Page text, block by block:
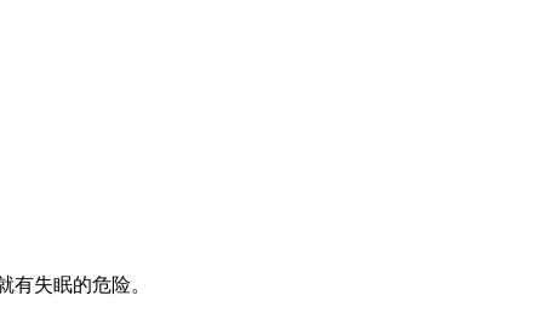
失眠的危险。